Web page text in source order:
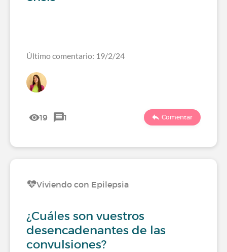
Último comentario: 19/2/24
19 1 Comentar
Viviendo con Epilepsia
¿Cuáles son vuestros
desencadenantes de las
convulsiones?